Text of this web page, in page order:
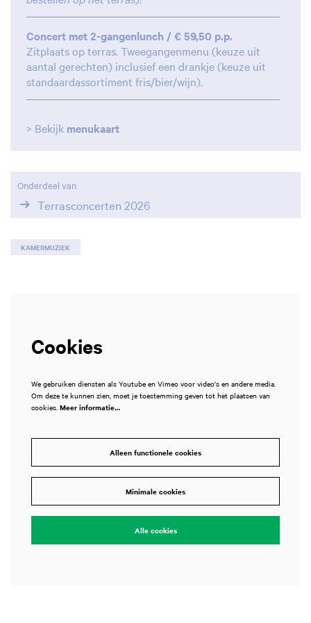
Concert met 2-gangenlunch / € 59,50 p.p.
Zitplaats op terras. Tweegangenmenu (keuze uit
aantal gerechten) inclusief een drankje (keuze uit
standaardassortiment fris/bier/wijn).
> Bekijk menukaart
Onderdeel van
Terrasconcerten 2026
KAMERMUZIEK
Cookies
We gebruiken diensten als Youtube en Vimeo voor video's en andere media.
Om deze te kunnen zien, moet je toestemming geven tot het plaatsen van
cookies. Meer informatie…
Alleen functionele cookies
Minimale cookies
Alle cookies